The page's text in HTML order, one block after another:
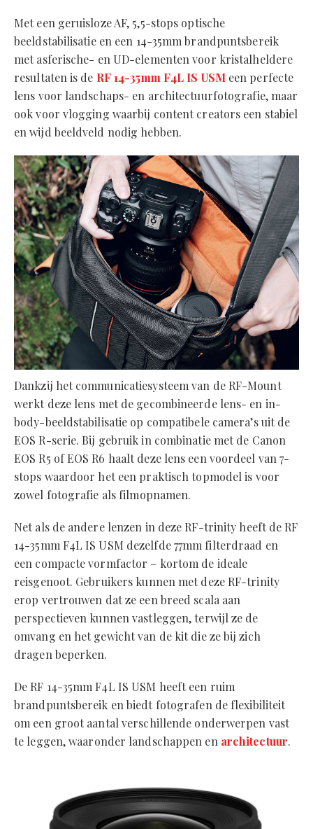
Met een geruisloze AF, 5,5-stops optische
beeldstabilisatie en een 14-35mm brandpuntsbereik
met asferische- en UD-elementen voor kristalheldere
resultaten is de RF 14-35mm F4L IS USMeen perfecte
lens voor landschaps- en architectuurfotografie, maar
ook voor vlogging waarbij content creators een stabiel
en wijd beeldveld nodig hebben.
Dankzij het communicatiesysteem van de RF-Mount
werkt deze lens met de gecombineerde lens- en in-
body-beeldstabilisatie op compatibele camera’s uit de
EOS R-serie. Bij gebruik in combinatie met de Canon
EOS R5 of EOS R6 haalt deze lens een voordeel van 7-
stops waardoor het een praktisch topmodel is voor
zowel fotografie als filmopnamen.
Net als de andere lenzen in deze RF-trinity heeft de RF
14-35mm F4L IS USM dezelfde 77mm filterdraad en
een compacte vormfactor – kortom de ideale
reisgenoot. Gebruikers kunnen met deze RF-trinity
erop vertrouwen dat ze een breed scala aan
perspectieven kunnen vastleggen, terwijl ze de
omvang en het gewicht van de kit die ze bij zich
dragen beperken.
De RF 14-35mm F4L IS USM heeft een ruim
brandpuntsbereik en biedt fotografen de flexibiliteit
om een groot aantal verschillende onderwerpen vast
te leggen, waaronder landschappen en architectuur.